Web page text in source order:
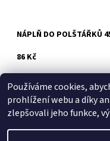
NÁPLŇ DO POLŠTÁŘKŮ
86 Kč
Používáme cookies,
prohlížení webu a díky
zlepšovali jeho funkce,